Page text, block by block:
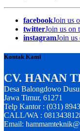
facebookJoin us
twitterJoin us on
instagramJoin us
Kontak Kami
CV. HANAN
Desa Balongdowo
Jawa Timur, 61271
Telp Kantor : (031)
CALL/WA :
Email: